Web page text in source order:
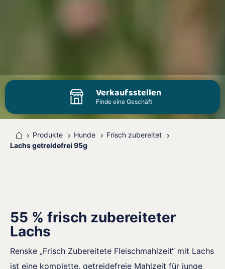
Verkaufsstellen
Finde eine Geschäft
Produkte Hunde
Frisch zubereitet
Lachs getreidefrei 95g
55 % frisch zubereiteter
Lachs
Renske „Frisch Zubereitete Fleischmahlzeit“ mit Lachs
ist eine komplette, getreidefreie Mahlzeit für junge